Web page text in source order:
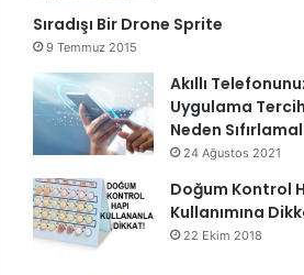
Sıradışı Bir Drone Sprite
9 Temmuz 2015
Akıllı
Uygulama
Neden
24 Ağustos 2021
Doğum Kontrol
Kullanımına
22 Ekim 2018